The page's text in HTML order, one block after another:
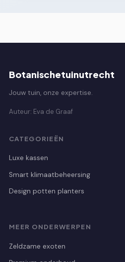
Botanischetuinutrecht
Jouw tuin, onze expertise.
Auteur: Eva de Graaf
CATEGORIEËN
Luxe kassen
Smart klimaatbeheersing
Design potten planters
MEER ONDERWERPEN
Zeldzame exoten